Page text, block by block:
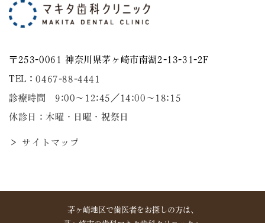
〒253-0061 神奈川県茅ヶ崎市南湖2-13-31-2F
TEL：0467-88-4441
診療時間 9:00～12:45／14:00〜18:15
休診日：木曜・日曜・祝祭日
＞ サイトマップ
茅ヶ崎地区で歯医者をお探しの方は、